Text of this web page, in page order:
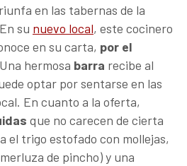
en las tabernas de la
su nuevo local, este cocinero
en su carta, por el
hermosa barra recibe al
optar por sentarse en las
En cuanto a la oferta,
que no carecen de cierta
el trigo estofado con mollejas,
de pincho) y una